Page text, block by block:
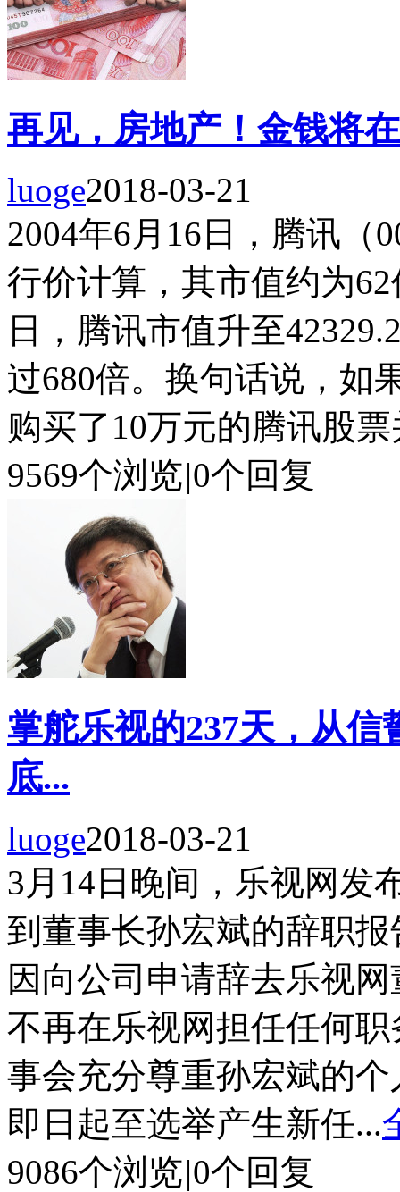
再见，房地产！金钱将
luoge2018-03-21
2004年6月16日，腾讯（
行价计算，其市值约为
日，腾讯市值升至
过680倍。换句话说，如
购买了10万元的腾讯股
9569个浏览|0个回复
掌舵乐视的237天，从
底...
luoge2018-03-21
3月14日晚间，乐视网发
到董事长孙宏斌的辞职
因向公司申请辞去乐视
不再在乐视网担任任何
事会充分尊重孙宏斌的
即日起至选举产生新任...
9086个浏览|0个回复